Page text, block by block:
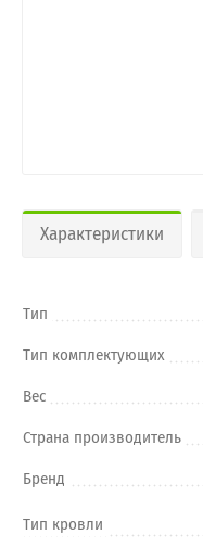
Характеристики
Тип
Тип комплектующих
Вес
Страна производитель
Бренд
Тип кровли